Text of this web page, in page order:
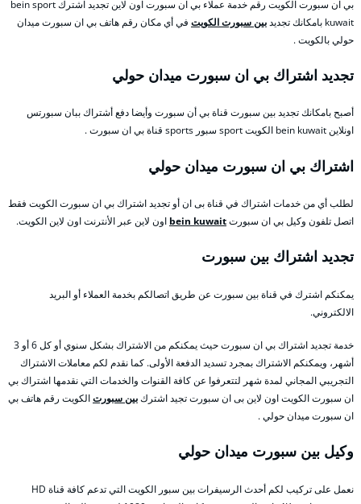
بي ان سبورت الكويت رقم خدمة عملاء بي ان سبورت اون لاين تجديد اشترك bein sport
kuwait بامكانك تجديد
بين سبورت الكويت في أي مكان رقم هاتف بي ان سبورت ميدان
حولي بالكويت .
تجديد اشتراك بي ان سبورت ميدان حولي
أصبح بامكانك تجديد بين سبورت قناة بي أن سبورت وأيضا دفع أشتراك ببان سبورتس
اونلاين bein kuwait الكويت sport سبور sports قناة بي ان سبورت .
اشتراك بي ان سبورت ميدان حولي
لطلب أي من خدمات اشتراك في قناة بى ان أو تجديد اشتراك بي ان سبورت الكويت فقط
اتصل تلفون وكيل بي ان سبورتbein kuwait اون لاين عبر الأنترنت اون لاين الكويت.
تجديد اشتراك بين سبورت
يمكنكم اشترك في قناة بين سبورت عن طريق اتصالكم بخدمة العملاء أو البريد
الالكتروني.
خدمة تجديد اشتراك بي ان سبورت حيث يمكنكم من الاشتراك بشكل سنوي أو كل 6 أو 3
أشهر، ويمكنكم الاشتراك بمجرد تسديد الدفعة الأولى. كما نقدم لكم معاملات الاشتراك
التجريبي المجاني لمدة شهر لتتعرفوا عن كافة القنوات والخدمات التي نقدمها اشتراك بي
ان سبورت الكويت اون لاين بى ان سبورت تجيد اشتركبين سبورتالكويت رقم هاتف بي
ان سبورت ميدان حولي .
وكيل بين سبورت ميدان حولي
نعمل على تركيب لكم أحدث الرسيفرات بين سبور الكويت التي تدعم كافة قناة HD